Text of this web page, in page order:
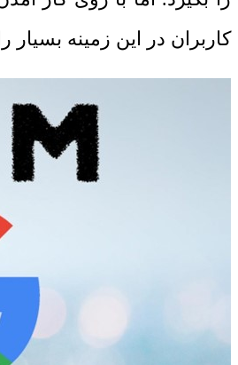
کاربران در این زمینه